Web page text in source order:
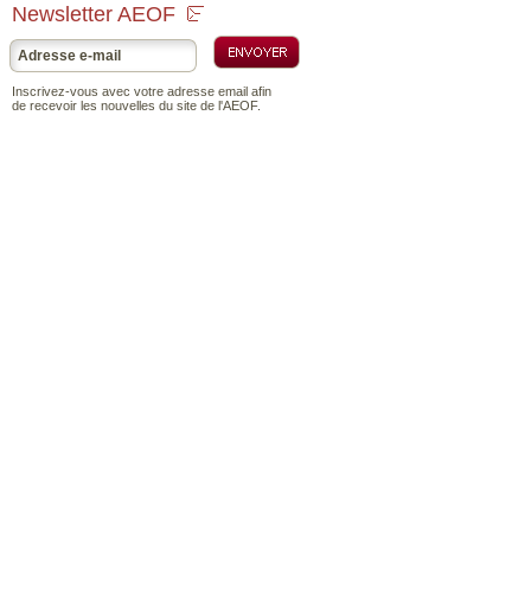
Newsletter AEOF
Inscrivez-vous avec votre adresse email afin
de recevoir les nouvelles du site de l'AEOF.